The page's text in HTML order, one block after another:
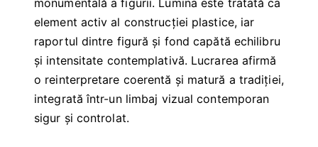
element activ al construcției plastice, iar
raportul dintre figură și fond capătă echilibru
și intensitate contemplativă. Lucrarea afirmă
o reinterpretare coerentă și matură a tradiției,
integrată într-un limbaj vizual contemporan
sigur și controlat.